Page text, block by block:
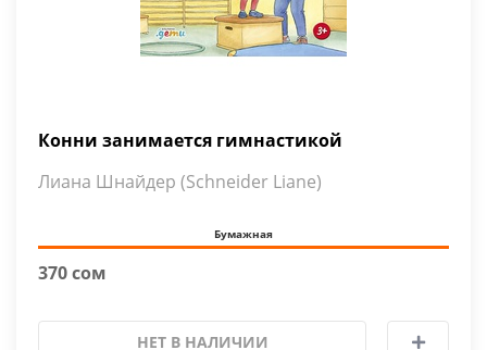
Конни занимается гимнастикой
Лиана Шнайдер (Schneider Liane)
Бумажная
370 сом
НЕТ В НАЛИЧИИ